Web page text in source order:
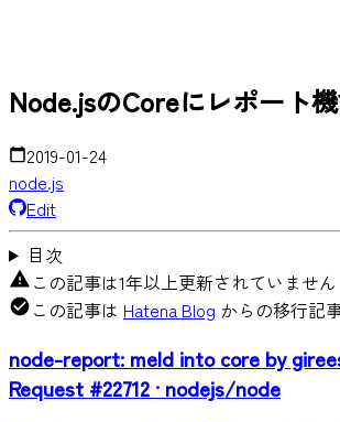
Node.jsのCoreにレポート
2019-01-24
node.js
Edit
目次
この記事は1年以上更新されていません
この記事は Hatena Blog からの移行記
node-report: meld into core by
Request #22712 · nodejs/node